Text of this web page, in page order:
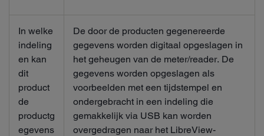
In welke
indeling
en kan
dit
product
de
productg
egevens
De door de producten gegenereerde
gegevens worden digitaal opgeslagen in
het geheugen van de meter/reader. De
gegevens worden opgeslagen als
voorbeelden met een tijdstempel en
ondergebracht in een indeling die
gemakkelijk via USB kan worden
overgedragen naar het LibreView-